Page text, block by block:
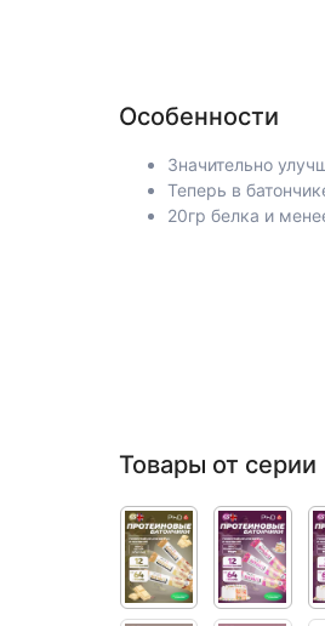
Особенности
Значительно
Теперь в
20гр белка и
Товары от серии